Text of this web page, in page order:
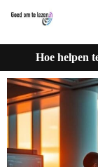
Hoe helpen